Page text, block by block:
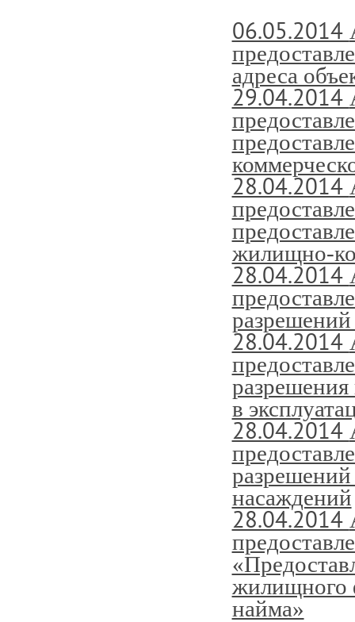
06.05.2014
адреса
29.04.2014
28.04.2014
жилищно-
28.04.2014
разрешений
28.04.2014
разрешения
в
28.04.2014
насаждений
28.04.2014
жилищного
найма»